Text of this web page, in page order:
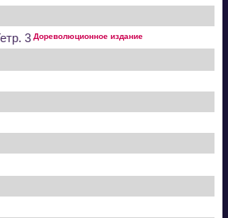
3 Дореволюционное издание